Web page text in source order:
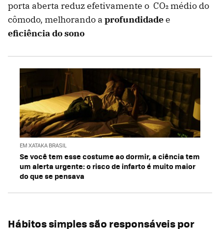
porta aberta reduz efetivamente o CO₂ médio do
cômodo, melhorando a profundidadee
eficiência do sono
EM XATAKA BRASIL
Se você tem esse costume ao dormir, a ciência tem
um alerta urgente: o risco de infarto é muito maior
do que se pensava
Hábitos simples são responsáveis por